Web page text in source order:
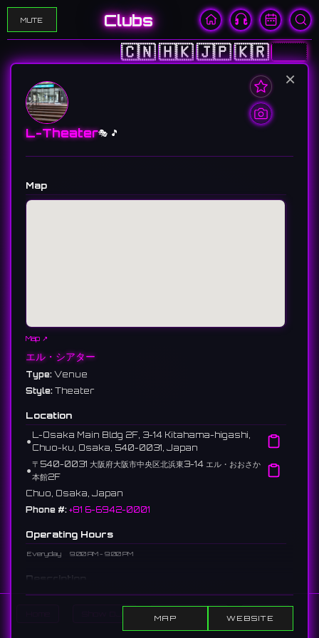
MUTE Clubs
🇨🇳🇭🇰🇯🇵🇰🇷🇺🇸
Show Events Search
×
L-Theater🎭 🎵
Map
Map ↗
エル・シアター
Type: Venue
Style: Theater
Location
⚫︎
L-Osaka Main Bldg 2F, 3-14 Kitahama-higashi,
Chuo-ku, Osaka, 540-0031, Japan
⚫︎
〒540-0031 大阪府大阪市中央区北浜東3-14 エル・おおさか
本館2F
Chuo, Osaka, Japan
Phone #: +81 6-6942-0001
Operating Hours
Everyday 9:00 AM - 9:00 PM
Description
An 800-seat hall within the Osaka Prefectural Labor Center "L-
MAP WEBSITE